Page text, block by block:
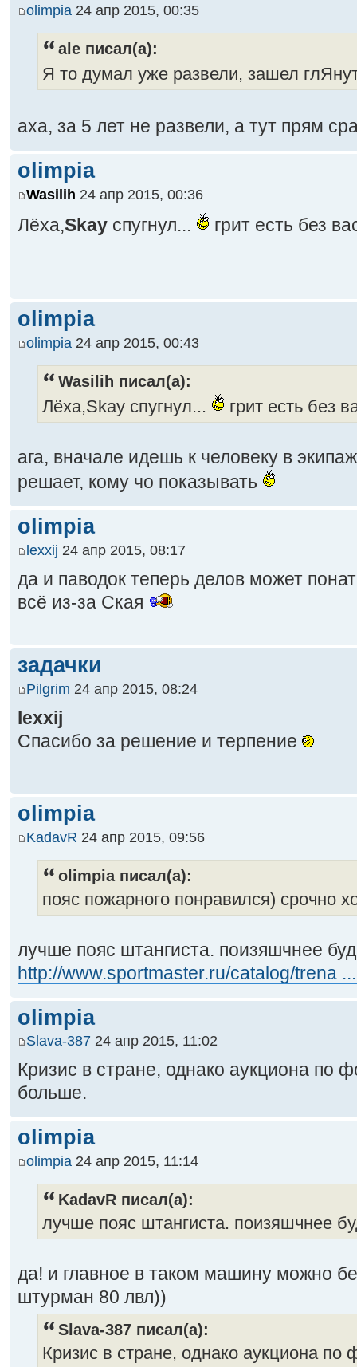
olimpia 24 апр 2015, 00:35
ale писал(а):
Я то думал уже развели, зашел
аха, за 5 лет не развели, а тут прям
olimpia
Wasilih 24 апр 2015, 00:36
Лёха,Skay спугнул... грит есть без
olimpia
olimpia 24 апр 2015, 00:43
Wasilih писал(а):
Лёха,Skay спугнул... грит есть без
ага, вначале идешь к человеку в
решает, кому чо показывать
olimpia
lexxij 24 апр 2015, 08:17
да и паводок теперь делов может
всё из-за Ская
задачки
Pilgrim 24 апр 2015, 08:24
lexxij
Спасибо за решение и терпение
olimpia
KadavR 24 апр 2015, 09:56
olimpia писал(а):
пояс пожарного понравился) срочно
лучше пояс штангиста. поизяшчнее
http://www.sportmaster.ru/catalog/trena
olimpia
Slava-387 24 апр 2015, 11:02
Кризис в стране, однако аукциона по
больше.
olimpia
olimpia 24 апр 2015, 11:14
KadavR писал(а):
лучше пояс штангиста. поизяшчнее
да! и главное в таком машину можно
штурман 80 лвл))
Slava-387 писал(а):
Кризис в стране, однако аукциона по